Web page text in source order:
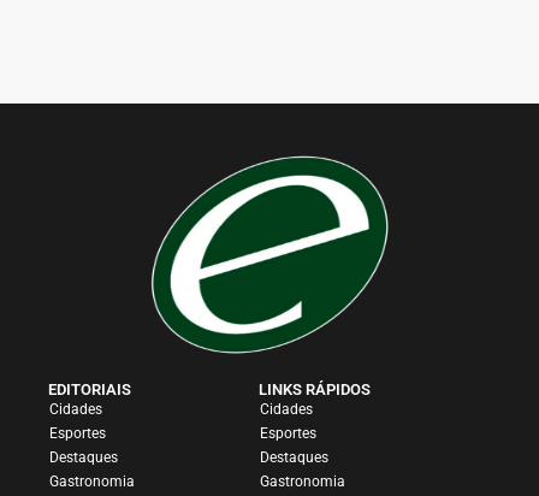
EDITORIAIS
Cidades
Esportes
Destaques
Gastronomia
LINKS RÁPIDOS
Cidades
Esportes
Destaques
Gastronomia